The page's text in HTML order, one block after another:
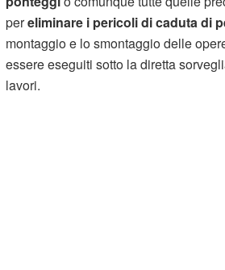
pereliminare i pericoli di caduta di
montaggio e lo smontaggio delle
essere eseguiti sotto la diretta
lavori.